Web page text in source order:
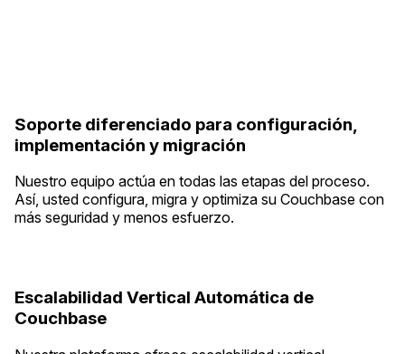
Soporte diferenciado para configuración,
implementación y migración
Nuestro equipo actúa en todas las etapas del proceso.
Así, usted configura, migra y optimiza su Couchbase con
más seguridad y menos esfuerzo.
Escalabilidad Vertical Automática de
Couchbase